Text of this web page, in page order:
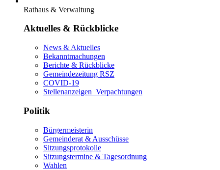
Rathaus & Verwaltung
Aktuelles & Rückblicke
News & Aktuelles
Bekanntmachungen
Berichte & Rückblicke
Gemeindezeitung RSZ
COVID-19
Stellenanzeigen_Verpachtungen
Politik
Bürgermeisterin
Gemeinderat & Ausschüsse
Sitzungsprotokolle
Sitzungstermine & Tagesordnung
Wahlen